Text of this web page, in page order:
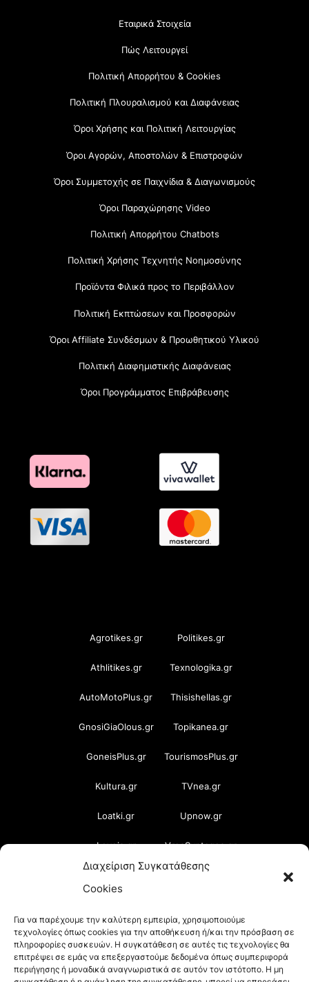
Διαχείριση Συγκατάθεσης
Cookies
Για να παρέχουμε την καλύτερη εμπειρία, χρησιμοποιούμε
τεχνολογίες όπως cookies για την αποθήκευση ή/και την πρόσβαση σε
πληροφορίες συσκευών. Η συγκατάθεση σε αυτές τις τεχνολογίες θα
επιτρέψει σε εμάς να επεξεργαστούμε δεδομένα όπως συμπεριφορά
περιήγησης ή μοναδικά αναγνωριστικά σε αυτόν τον ιστότοπο. Η μη
Εταιρικά Στοιχεία
Πώς Λειτουργεί
Πολιτική Απορρήτου & Cookies
Πολιτική Πλουραλισμού και Διαφάνειας
Όροι Χρήσης και Πολιτική Λειτουργίας
Όροι Αγορών, Αποστολών & Επιστροφών
Όροι Συμμετοχής σε Παιχνίδια & Διαγωνισμούς
Όροι Παραχώρησης Video
Πολιτική Απορρήτου Chatbots
Πολιτική Χρήσης Τεχνητής Νοημοσύνης
Προϊόντα Φιλικά προς το Περιβάλλον
Πολιτική Εκπτώσεων και Προσφορών
Όροι Affiliate Συνδέσμων & Προωθητικού Υλικού
Πολιτική Διαφημιστικής Διαφάνειας
Όροι Προγράμματος Επιβράβευσης
Agrotikes.gr Politikes.gr
Athlitikes.gr Texnologika.gr
AutoMotoPlus.gr Thisishellas.gr
GnosiGiaOlous.gr Topikanea.gr
GoneisPlus.gr TourismosPlus.gr
Kultura.gr TVnea.gr
Loatki.gr Upnow.gr
Loveis.gr VresSyntages.gr
ModernaGynaika.gr Xristianika.gr
Oikotropia.gr ZoumeSpiti.gr
Perepet.gr